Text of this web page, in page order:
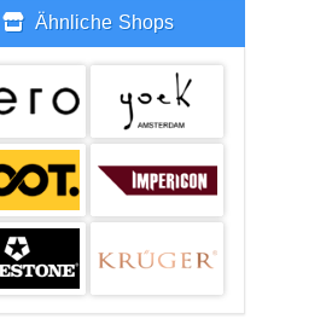
Ähnliche Shops